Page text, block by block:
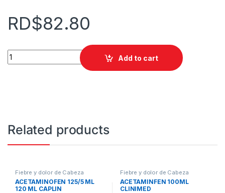
RD$82.80
ACETAMINOFEN COLIN GOTAS 15ml. quantity
Add to cart
Related products
Fiebre y dolor de Cabeza
ACETAMINOFEN 125/5 ML
120 ML CAPLIN
Fiebre y dolor de Cabeza
ACETAMINFEN 100ML
CLINIMED